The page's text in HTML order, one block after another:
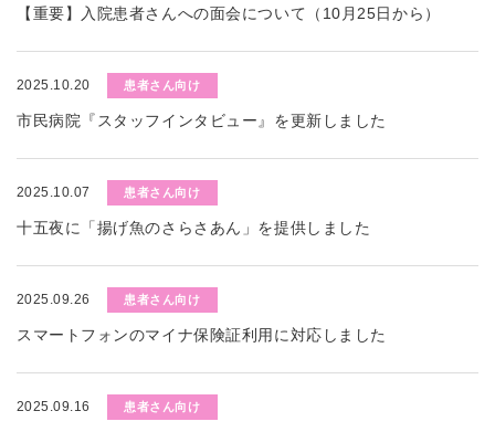
【重要】入院患者さんへの面会について（10月25日から）
2025.10.20 患者さん向け
市民病院『スタッフインタビュー』を更新しました
2025.10.07 患者さん向け
十五夜に「揚げ魚のさらさあん」を提供しました
2025.09.26 患者さん向け
スマートフォンのマイナ保険証利用に対応しました
2025.09.16 患者さん向け